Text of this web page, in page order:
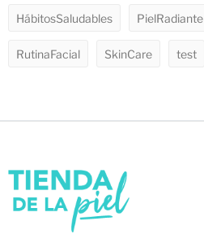
HábitosSaludables PielRadiante
RutinaFacial SkinCare test